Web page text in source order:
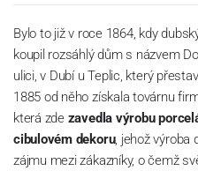
Bylo to již v roce 1864, kdy
koupil rozsáhlý dům s názvem
ulici, v Dubí u Teplic, který
1885 od něho získala továrnu
která zdezavedla výrobu
cibulovém dekoru, jehož výroba
zájmu mezi zákazníky, o čemž